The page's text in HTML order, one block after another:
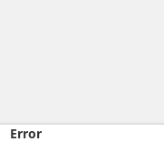
Error